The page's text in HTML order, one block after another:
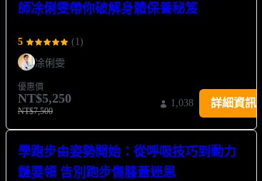
師凃俐雯帶你破解身體保養秘笈
5 (1 )
凃俐雯
優惠價
NT$5,250
NT$7,500
1,038 詳細資訊
學跑步由姿勢開始：從呼吸技巧到動力
鏈要領 告別跑步傷膝蓋迷思